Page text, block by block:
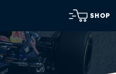
SHOP